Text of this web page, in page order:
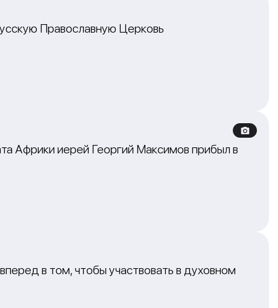
Православную Церковь
Африки иерей Георгий Максимов прибыл в
в том, чтобы участвовать в духовном